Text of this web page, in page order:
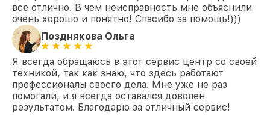
всё отлично. В чем неисправность мне объяснили
очень хорошо и понятно! Спасибо за помощь!)))
Позднякова Ольга
Я всегда обращаюсь в этот сервис центр со своей
техникой, так как знаю, что здесь работают
профессионалы своего дела. Мне уже не раз
помогали, и я всегда оставался доволен
результатом. Благодарю за отличный сервис!